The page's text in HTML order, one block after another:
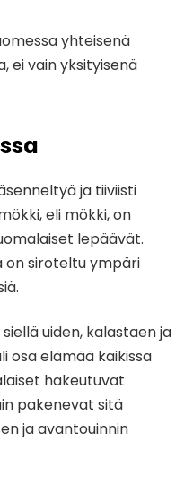
yhteisenä
ei vain yksityisenä
ja tiiviisti
eli mökki, on
lepäävät.
on siroteltu ympäri
siellä uiden, kalastaen ja
osa elämää kaikissa
hakeutuvat
pakenevat sitä
ja avantouinnin